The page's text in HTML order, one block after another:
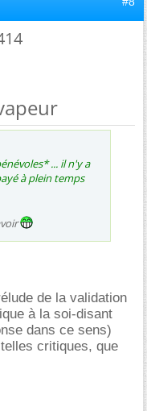
... il n'y a
à plein temps
de la validation
à la soi-disant
dans ce sens)
critiques, que